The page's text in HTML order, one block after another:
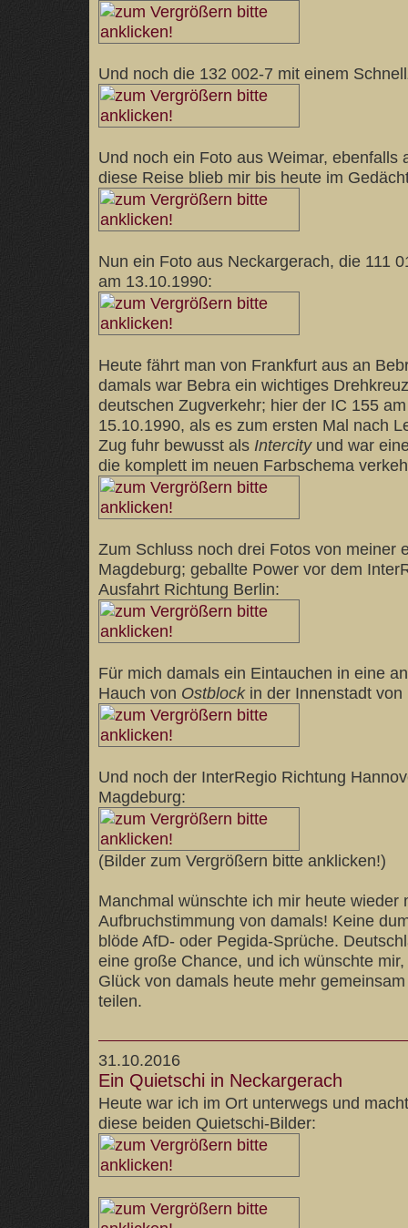
Und noch die 132 002-7 mit einem
Und noch ein Foto aus Weimar, ebenfalls
diese Reise blieb mir bis heute im
Nun ein Foto aus Neckargerach, die 111
am 13.10.1990:
Heute fährt man von Frankfurt aus an
damals war Bebra ein wichtiges
deutschen Zugverkehr; hier der IC 155
15.10.1990, als es zum ersten Mal nach
Zug fuhr bewusst als Intercityund war
die komplett im neuen Farbschema
Zum Schluss noch drei Fotos von meiner
Magdeburg; geballte Power vor dem
Ausfahrt Richtung Berlin:
Für mich damals ein Eintauchen in eine
Hauch von Ostblockin der Innenstadt von
Und noch der InterRegio Richtung
Magdeburg:
(Bilder zum Vergrößern bitte anklicken!)
Manchmal wünschte ich mir heute wieder
Aufbruchstimmung von damals! Keine
blöde AfD- oder Pegida-Sprüche.
eine große Chance, und ich wünschte
Glück von damals heute mehr
teilen.
31.10.2016
Ein Quietschi in Neckargerach
Heute war ich im Ort unterwegs und
diese beiden Quietschi-Bilder: